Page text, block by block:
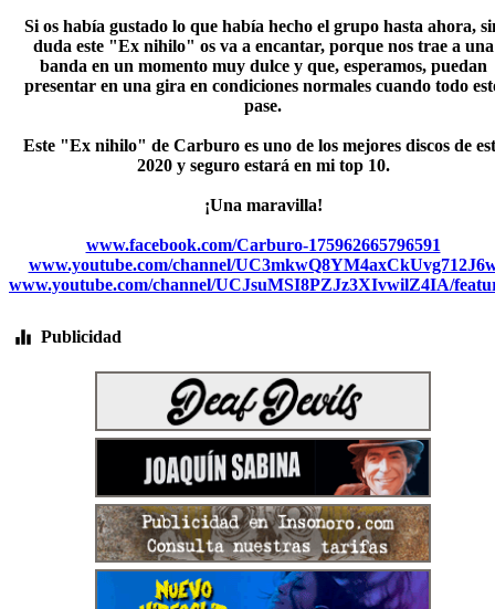
Si os había gustado lo que había hecho el grupo hasta ahora,
duda este "Ex nihilo" os va a encantar, porque nos trae a una
banda en un momento muy dulce y que, esperamos, puedan
presentar en una gira en condiciones normales cuando todo
pase.
Este "Ex nihilo" de Carburo es uno de los mejores discos de
2020 y seguro estará en mi top 10.
¡Una maravilla!
www.facebook.com/Carburo-175962665796591
www.youtube.com/channel/
www.youtube.com/channel/UCJsuMSI8PZJz3XIvwilZ4IA/
Publicidad